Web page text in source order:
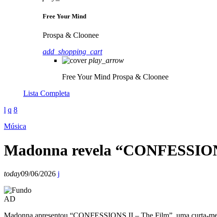
Free Your Mind
Prospa & Cloonee
add_shopping_cart
play_arrow
Free Your Mind Prospa & Cloonee
Lista Completa
Música
Madonna revela
today09/06/2026
AD